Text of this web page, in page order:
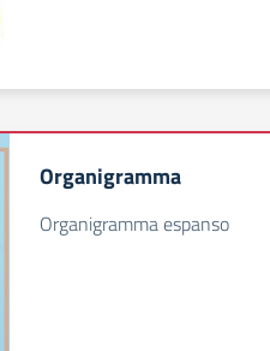
Organigramma
Organigramma espanso